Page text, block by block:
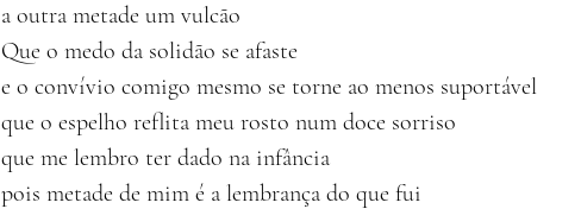
a outra metade um vulcão
Que o medo da solidão se afaste
e o convívio comigo mesmo se torne ao menos suportável
que o espelho reflita meu rosto num doce sorriso
que me lembro ter dado na infância
pois metade de mim é a lembrança do que fui